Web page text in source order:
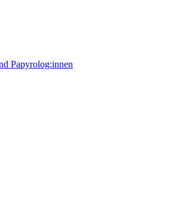
Papyrolog:innen